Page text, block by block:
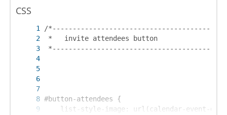
CSS